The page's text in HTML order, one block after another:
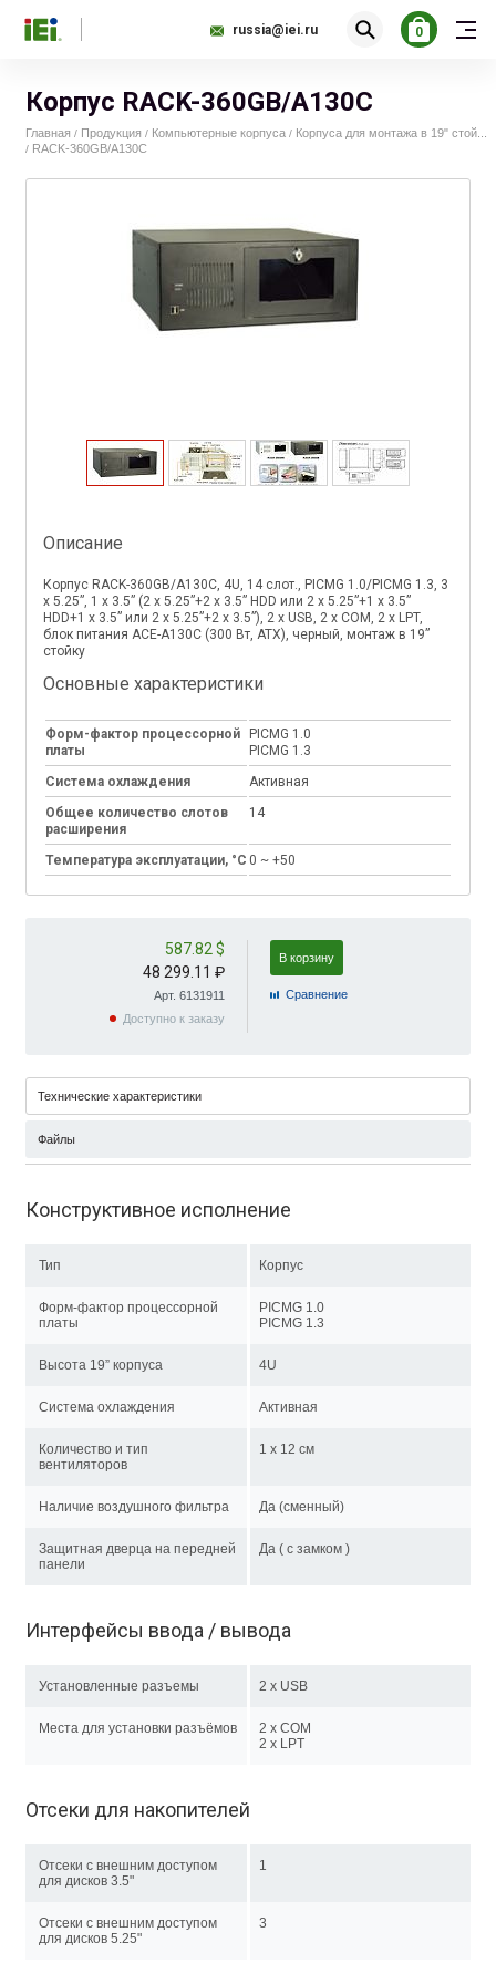
russia@iei.ru 0
Корпус RACK-360GB/A130С
Главная / Продукция / Компьютерные корпуса / Корпуса для монтажа в 19" стой...
/ RACK-360GB/A130С
Описание
Корпус RACK-360GB/A130С, 4U, 14 слот., PICMG 1.0/PICMG 1.3, 3
x 5.25”, 1 x 3.5” (2 x 5.25”+2 x 3.5” HDD или 2 x 5.25”+1 x 3.5”
HDD+1 x 3.5” или 2 x 5.25”+2 x 3.5”), 2 x USB, 2 x COM, 2 x LPT,
блок питания ACE-A130С (300 Вт, ATX), черный, монтаж в 19”
стойку
Основные характеристики
Форм-фактор процессорной
платы
PICMG 1.0
PICMG 1.3
Система охлаждения
Активная
Общее количество слотов
расширения
14
Температура эксплуатации, °C 0 ~ +50
587.82 $
48 299.11 ₽
Арт. 6131911
Доступно к заказу
В корзину
Cравнение
Технические характеристики
Файлы
Конструктивное исполнение
Тип Корпус
Форм-фактор процессорной
платы
PICMG 1.0
PICMG 1.3
Высота 19” корпуса 4U
Система охлаждения Активная
Количество и тип
вентиляторов
1 x 12 см
Наличие воздушного фильтра Да (сменный)
Защитная дверца на передней
панели
Да ( с замком )
Интерфейсы ввода / вывода
Установленные разъемы 2 x USB
Места для установки разъёмов
2 x COM
2 x LPT
Отсеки для накопителей
Отсеки с внешним доступом
для дисков 3.5"
1
Отсеки с внешним доступом
для дисков 5.25"
3